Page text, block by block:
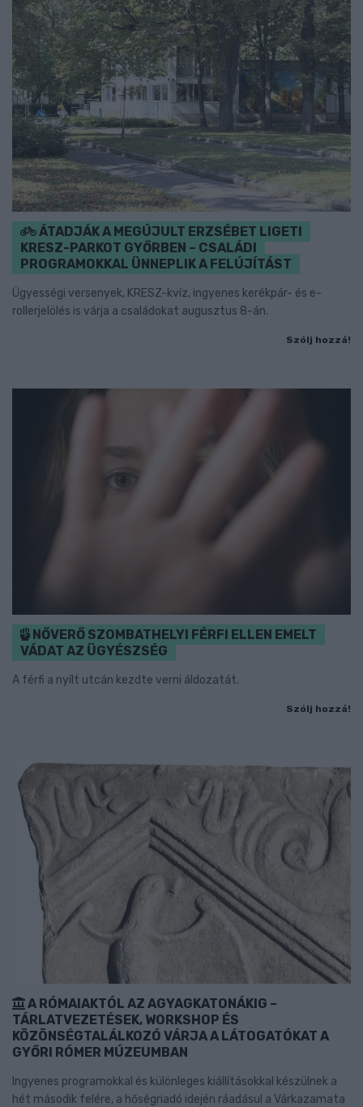
ÁTADJÁK A MEGÚJULT ERZSÉBET LIGETI
KRESZ-PARKOT GYŐRBEN – CSALÁDI
PROGRAMOKKAL ÜNNEPLIK A FELÚJÍTÁST
Ügyességi versenyek, KRESZ-kvíz, ingyenes kerékpár- és e-
rollerjelölés is várja a családokat augusztus 8-án.
Szólj hozzá!
NŐVERŐ SZOMBATHELYI FÉRFI ELLEN EMELT
VÁDAT AZ ÜGYÉSZSÉG
A férfi a nyílt utcán kezdte verni áldozatát.
Szólj hozzá!
A RÓMAIAKTÓL AZ AGYAGKATONÁKIG –
TÁRLATVEZETÉSEK, WORKSHOP ÉS
KÖZÖNSÉGTALÁLKOZÓ VÁRJA A LÁTOGATÓKAT A
GYŐRI RÓMER MÚZEUMBAN
Ingyenes programokkal és különleges kiállításokkal készülnek a
hét második felére, a hőségriadó idején ráadásul a Várkazamata